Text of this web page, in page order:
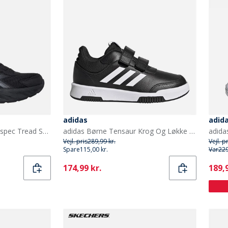
SKECHERS Drenge Microspec Tread Sneakers Sort
adidas
adidas Børne Tensaur Krog Og Løkke Velcro Træningssko Core Black/Cloud White/Core Black
Vejl. pris289,99 kr.
Spare115,00 kr.
Current
174,99 kr.
Vejl.
Var